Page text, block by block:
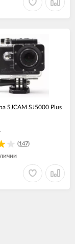
SJCAM SJ5000 Plus
(147)